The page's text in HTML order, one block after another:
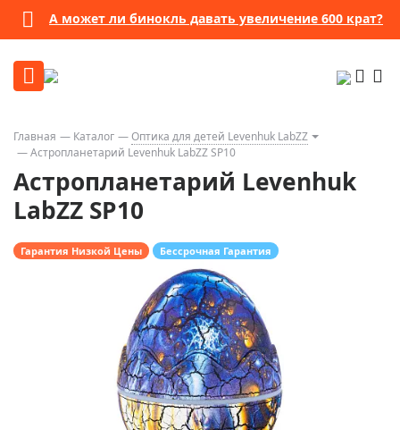
А может ли бинокль давать увеличение 600 крат?
Главная Каталог
Оптика для детей Levenhuk LabZZ
Астропланетарий Levenhuk LabZZ SP10
Астропланетарий Levenhuk
LabZZ SP10
Гарантия Низкой Цены Бессрочная Гарантия